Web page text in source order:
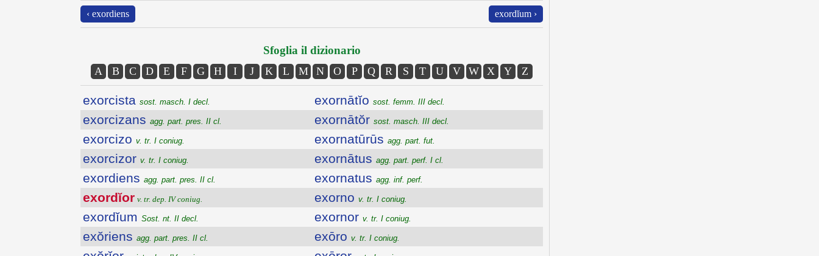
‹ exordiens exordĭum ›
Sfoglia il dizionario
A B C D E F G H I J K L M N O P Q R S T U V W X Y Z
exorcista sost. masch. I decl.
exorcizans agg. part. pres. II cl.
exorcizo v. tr. I coniug.
exorcizor v. tr. I coniug.
exordiens agg. part. pres. II cl.
exordĭor v. tr. dep. IV coniug.
exordĭum Sost. nt. II decl.
exŏriens agg. part. pres. II cl.
exornātĭo sost. femm. III decl.
exornātŏr sost. masch. III decl.
exornatūrūs agg. part. fut.
exornātus agg. part. perf. I cl.
exornatus agg. inf. perf.
exorno v. tr. I coniug.
exornor v. tr. I coniug.
exōro v. tr. I coniug.